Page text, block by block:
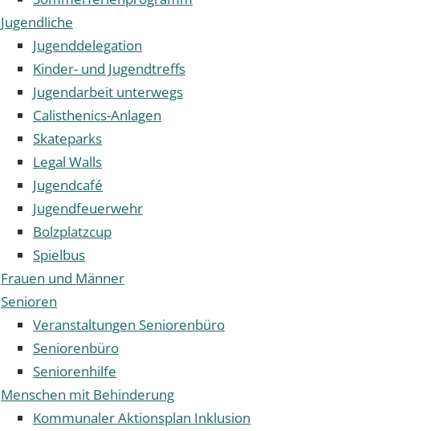
Jugendliche
Jugenddelegation
Kinder- und Jugendtreffs
Jugendarbeit unterwegs
Calisthenics-Anlagen
Skateparks
Legal Walls
Jugendcafé
Jugendfeuerwehr
Bolzplatzcup
Spielbus
Frauen und Männer
Senioren
Veranstaltungen Seniorenbüro
Seniorenbüro
Seniorenhilfe
Menschen mit Behinderung
Kommunaler Aktionsplan Inklusion